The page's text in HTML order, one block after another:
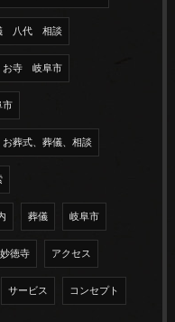
八代 相談
お寺 岐阜市
市
葬式、葬儀、相談
葬儀 岐阜市
徳寺 アクセス
サービス コンセプト